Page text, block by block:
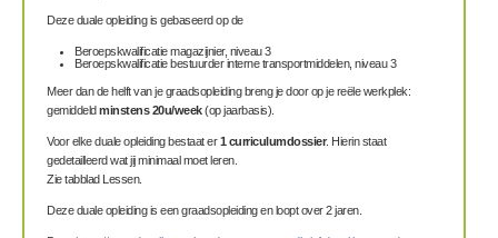
Deze duale opleiding is gebaseerd op de
Beroepskwalificatie magazijnier, niveau 3
Beroepskwalificatie bestuurder interne transportmiddelen, niveau 3
Meer dan de helft van je graadsopleiding breng je door op je reële werkplek:
gemiddeldminstens 20u/week(op jaarbasis).
Voor elke duale opleiding bestaat er1 curriculumdossier. Hierin staat
gedetailleerd wat jij minimaal moet leren.
Zie tabblad Lessen.
Deze duale opleiding is een graadsopleiding en loopt over 2 jaren.